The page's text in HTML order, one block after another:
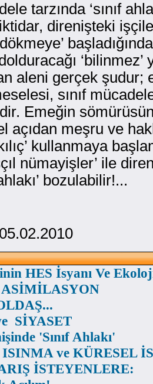
tarzında ‘sınıf
direnişteki
aleni gerçek şudur;
sınıf
Emeğin
açıdan meşru ve
kullanmaya
nümayişler’ ile
bozulabilir!...
HES İsyanı Ve
SİYASET
'Sınıf Ahlakı'
ve KÜRESEL
İSTEYENLERE: